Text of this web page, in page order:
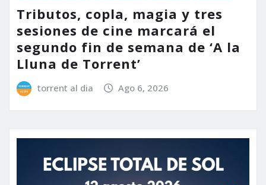
Tributos, copla, magia y tres
sesiones de cine marcará el
segundo fin de semana de ‘A la
Lluna de Torrent’
torrent al dia Ago 6, 2026